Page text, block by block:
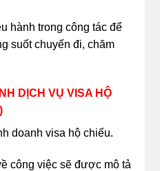
hành trong công tác để
suốt chuyến đi, chăm
DỊCH VỤ VISA HỘ
doanh visa hộ chiếu.
công việc sẽ được mô tả